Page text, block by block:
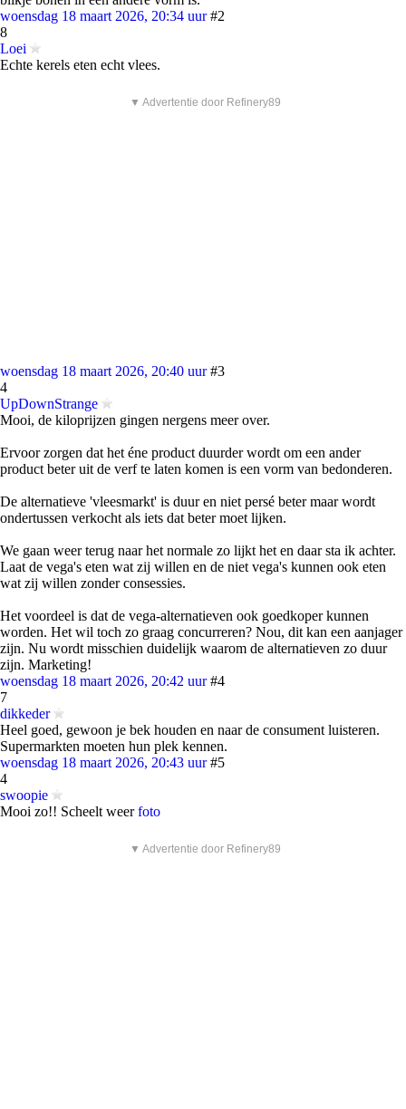
woensdag 18 maart 2026, 20:34 uur #2
8
Loei
Echte kerels eten echt vlees.
▼ Advertentie door Refinery89
woensdag 18 maart 2026, 20:40 uur #3
4
UpDownStrange
Mooi, de kiloprijzen gingen nergens meer over.
Ervoor zorgen dat het éne product duurder wordt om een ander
product beter uit de verf te laten komen is een vorm van bedonderen.
De alternatieve 'vleesmarkt' is duur en niet persé beter maar wordt
ondertussen verkocht als iets dat beter moet lijken.
We gaan weer terug naar het normale zo lijkt het en daar sta ik achter.
Laat de vega's eten wat zij willen en de niet vega's kunnen ook eten
wat zij willen zonder consessies.
Het voordeel is dat de vega-alternatieven ook goedkoper kunnen
worden. Het wil toch zo graag concurreren? Nou, dit kan een aanjager
zijn. Nu wordt misschien duidelijk waarom de alternatieven zo duur
zijn. Marketing!
woensdag 18 maart 2026, 20:42 uur #4
7
dikkeder
Heel goed, gewoon je bek houden en naar de consument luisteren.
Supermarkten moeten hun plek kennen.
woensdag 18 maart 2026, 20:43 uur #5
4
swoopie
Mooi zo!! Scheelt weerfoto
▼ Advertentie door Refinery89